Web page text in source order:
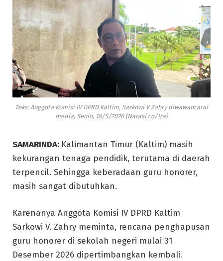
Teks: Anggota Komisi IV DPRD Kaltim, Sarkowi V Zahry diwawancarai
media, Senin, 18/5/2026 (Narasi.co/Ira)
SAMARINDA: Kalimantan Timur (Kaltim) masih
kekurangan tenaga pendidik, terutama di daerah
terpencil. Sehingga keberadaan guru honorer,
masih sangat dibutuhkan.
Karenanya Anggota Komisi IV DPRD Kaltim
Sarkowi V. Zahry meminta, rencana penghapusan
guru honorer di sekolah negeri mulai 31
Desember 2026 dipertimbangkan kembali.